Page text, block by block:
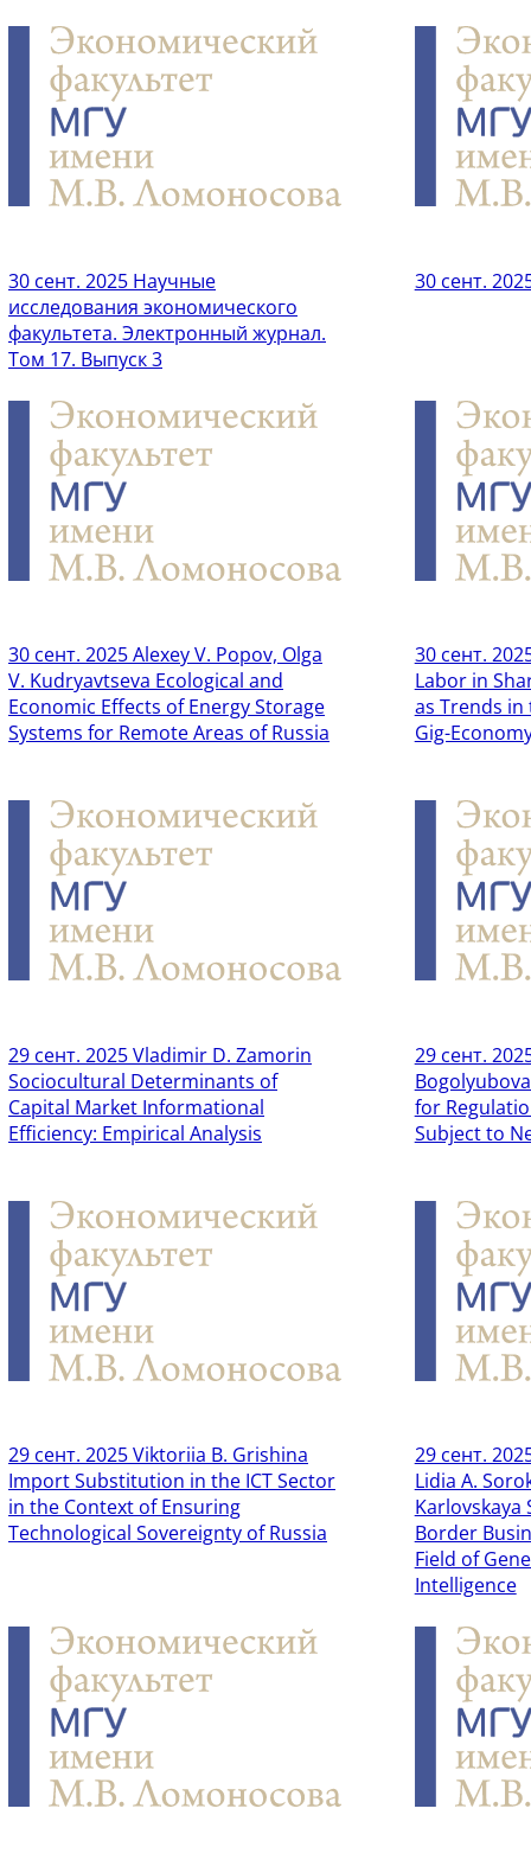
30 сент. 2025 Научные
исследования экономического
факультета. Электронный журнал.
Том 17. Выпуск 3
30 сент.
30 сент. 2025Alexey V. Popov, Olga
V. Kudryavtseva Ecological and
Economic Effects of Energy Storage
Systems for Remote Areas of Russia
30 сент.
Labor in
as Trends
Gig-
29 сент. 2025Vladimir D. Zamorin
Sociocultural Determinants of
Capital Market Informational
Efficiency: Empirical Analysis
29 сент.
for
Subject to
29 сент. 2025Viktoriia B. Grishina
Import Substitution in the ICT Sector
in the Context of Ensuring
Technological Sovereignty of Russia
29 сент.
Lidia A.
Karlovskaya
Border
Field of
Intelligence